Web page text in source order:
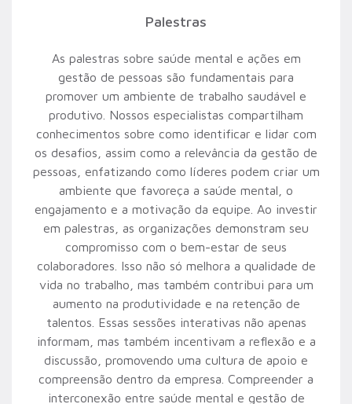
Palestras
As palestras sobre saúde mental e ações em
gestão de pessoas são fundamentais para
promover um ambiente de trabalho saudável e
produtivo. Nossos especialistas compartilham
conhecimentos sobre como identificar e lidar com
os desafios, assim como a relevância da gestão de
pessoas, enfatizando como líderes podem criar um
ambiente que favoreça a saúde mental, o
engajamento e a motivação da equipe. Ao investir
em palestras, as organizações demonstram seu
compromisso com o bem-estar de seus
colaboradores. Isso não só melhora a qualidade de
vida no trabalho, mas também contribui para um
aumento na produtividade e na retenção de
talentos. Essas sessões interativas não apenas
informam, mas também incentivam a reflexão e a
discussão, promovendo uma cultura de apoio e
compreensão dentro da empresa. Compreender a
interconexão entre saúde mental e gestão de